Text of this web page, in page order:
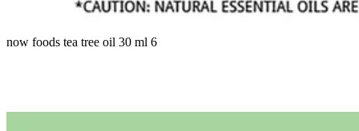
now foods tea tree oil 30 ml 6